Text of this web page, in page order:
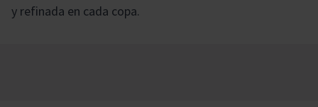
y refinada en cada copa.